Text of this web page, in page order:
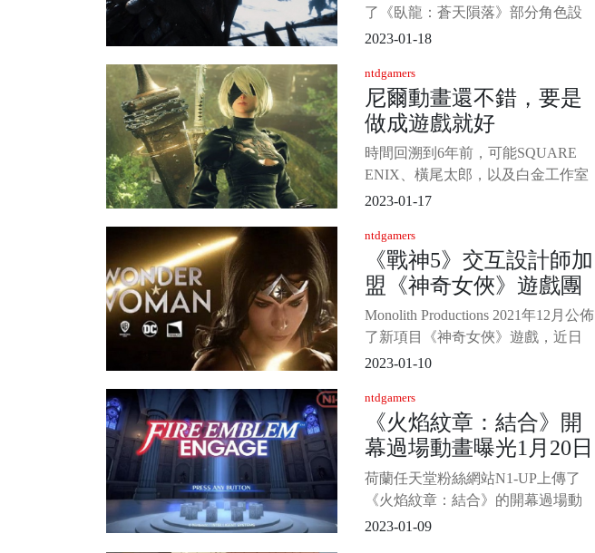
了《臥龍：蒼天隕落》部分角色設
定圖和新截圖，劉備，曹操和孫堅
售，登陸PC、PS4、PS5、XboxOne
和XSX/S平台，首發加入XGP，支持
簡體中文和中文配音。 角色設定
圖： 劉備，字玄德，涿郡涿縣出身
之武將、政治家
2023-01-18
ntdgamers
尼爾動畫還不錯，要是
做成遊戲就好
時間回溯到6年前，可能SQUARE
ENIX、橫尾太郎，以及白金工作室
都不會想到，《尼爾：機械紀元》
至今日，《尼爾：機械紀元》的銷
量已經突破了700萬份，這是足以羨
煞一眾二三線遊戲，乃至一線大作
的成績。 對比製作規模與銷量，這
算是一次奇蹟了 《尼
2023-01-17
ntdgamers
《戰神5》交互設計師加
盟《神奇女俠》遊戲團
隊
Monolith Productions 2021年12月公佈
了新項目《神奇女俠》遊戲，近日
《戰神5》首席交互（UX）設計師
Monolith，擔任《神奇女俠》的交互
設計總監。 Mila Pavlin在《戰神5》
的無障礙功能上扮演者關鍵角色，
幫
2023-01-10
ntdgamers
《火焰紋章：結合》開
幕過場動畫曝光1月20日
正式上線
荷蘭任天堂粉絲網站N1-UP上傳了
《火焰紋章：結合》的開幕過場動
畫，這段視頻是在任天堂的媒體預
2023-01-09